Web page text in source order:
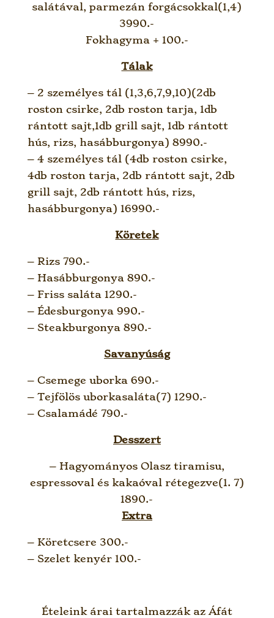
salátával, parmezán forgácsokkal(1,4)
3990.-
Fokhagyma + 100.-
Tálak
– 2 személyes tál (1,3,6,7,9,10)(2db
roston csirke, 2db roston tarja, 1db
rántott sajt,1db grill sajt, 1db rántott
hús, rizs, hasábburgonya) 8990.-
– 4 személyes tál (4db roston csirke,
4db roston tarja, 2db rántott sajt, 2db
grill sajt, 2db rántott hús, rizs,
hasábburgonya) 16990.-
Köretek
– Rizs 790.-
– Hasábburgonya 890.-
– Friss saláta 1290.-
– Édesburgonya 990.-
– Steakburgonya 890.-
Savanyúság
– Csemege uborka 690.-
– Tejfölös uborkasaláta(7) 1290.-
– Csalamádé 790.-
Desszert
– Hagyományos Olasz tiramisu,
espressoval és kakaóval rétegezve(1. 7)
1890.-
Extra
– Köretcsere 300.-
– Szelet kenyér 100.-
Ételeink árai tartalmazzák az Áfát